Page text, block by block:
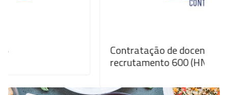
Contratação de docentes do grupo de
recrutamento 600 (HN02-20h)